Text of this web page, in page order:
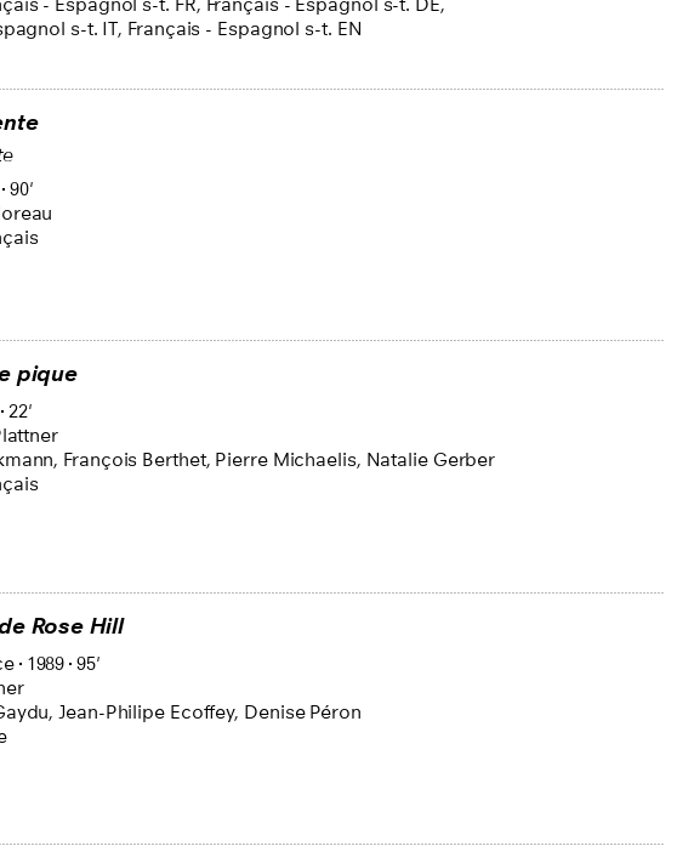
- Espagnol s-t. FR, Français - Espagnol s-t. DE,
s-t. IT, Français - Espagnol s-t. EN
90'
pique
22'
François Berthet, Pierre Michaelis, Natalie Gerber
Rose Hill
1989 95'
Jean-Philipe Ecoffey, Denise Péron